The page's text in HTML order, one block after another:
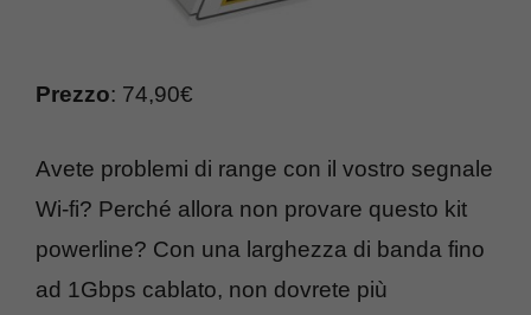
Prezzo: 74,90€
Avete problemi di range con il vostro segnale
Wi-fi? Perché allora non provare questo kit
powerline? Con una larghezza di banda fino
ad 1Gbps cablato, non dovrete più